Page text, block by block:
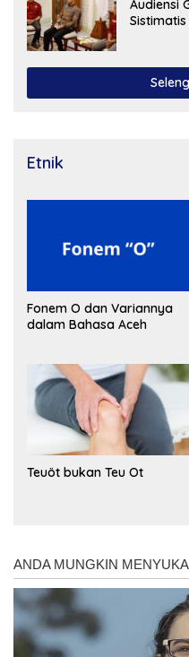
Audiensi
Etnik
Fonem O dan Variannya
dalam Bahasa Aceh
Teuöt bukan Teu Ot